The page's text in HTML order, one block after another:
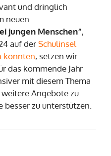
und dringlich
neuen
jungen Menschen“,
auf derSchulinsel
konnten, setzen wir
das kommende Jahr
mit diesem Thema
Angebote zu
zu unterstützen.